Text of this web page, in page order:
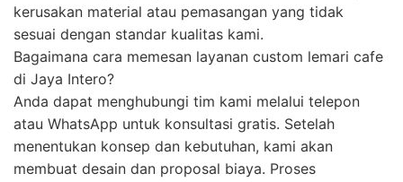
kerusakan material atau pemasangan yang tidak
sesuai dengan standar kualitas kami.
Bagaimana cara memesan layanan custom lemari cafe
di Jaya Intero?
Anda dapat menghubungi tim kami melalui telepon
atau WhatsApp untuk konsultasi gratis. Setelah
menentukan konsep dan kebutuhan, kami akan
membuat desain dan proposal biaya. Proses